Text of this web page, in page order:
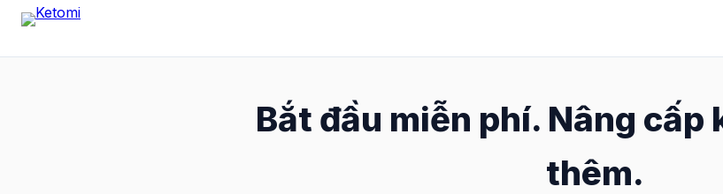
Bắt đầu miễn phí. Nâng cấp
thêm.